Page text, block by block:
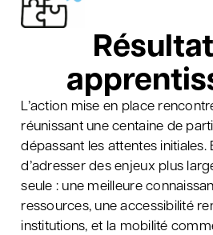
L’action mise en place
réunissant une centaine de
dépassant les attentes initiales.
d’adresser des enjeux plus
seule : une meilleure
ressources, une accessibilité
institutions, et la mobilité